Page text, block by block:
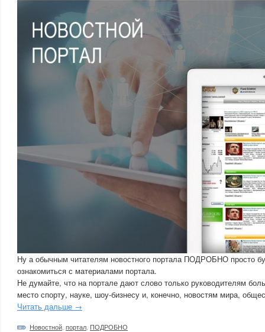
Ну а обычным читателям новостного портала ПОДРОБНО просто
ознакомиться с материалами портала.
Не думайте, что на портале дают слово только руководителям
место спорту, науке, шоу-бизнесу и, конечно, новостям мира,
Читать дальше →
Новостной портал ПОДРОБНО